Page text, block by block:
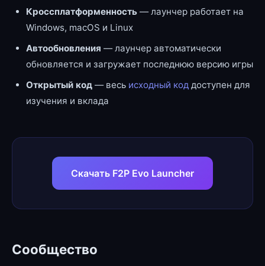
Кроссплатформенность — лаунчер работает на
Windows, macOS и Linux
Автообновления — лаунчер автоматически
обновляется и загружает последнюю версию игры
Открытый код — весь исходный код доступен для
изучения и вклада
Скачать F2P Evo Launcher
Сообщество